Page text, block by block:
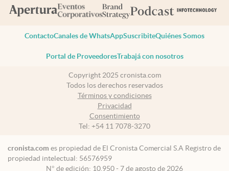
ContactoCanales de WhatsAppSuscribiteQuiénes Somos
Portal de ProveedoresTrabajá con nosotros
Copyright 2025 cronista.com
Todos los derechos reservados
Términos y condiciones
Privacidad
Consentimiento
Tel: +54 11 7078-3270
cronista.com es propiedad de El Cronista Comercial S.A Registro de
propiedad intelectual: 56576959
N° de edición: 10.950 - 7 de agosto de 2026